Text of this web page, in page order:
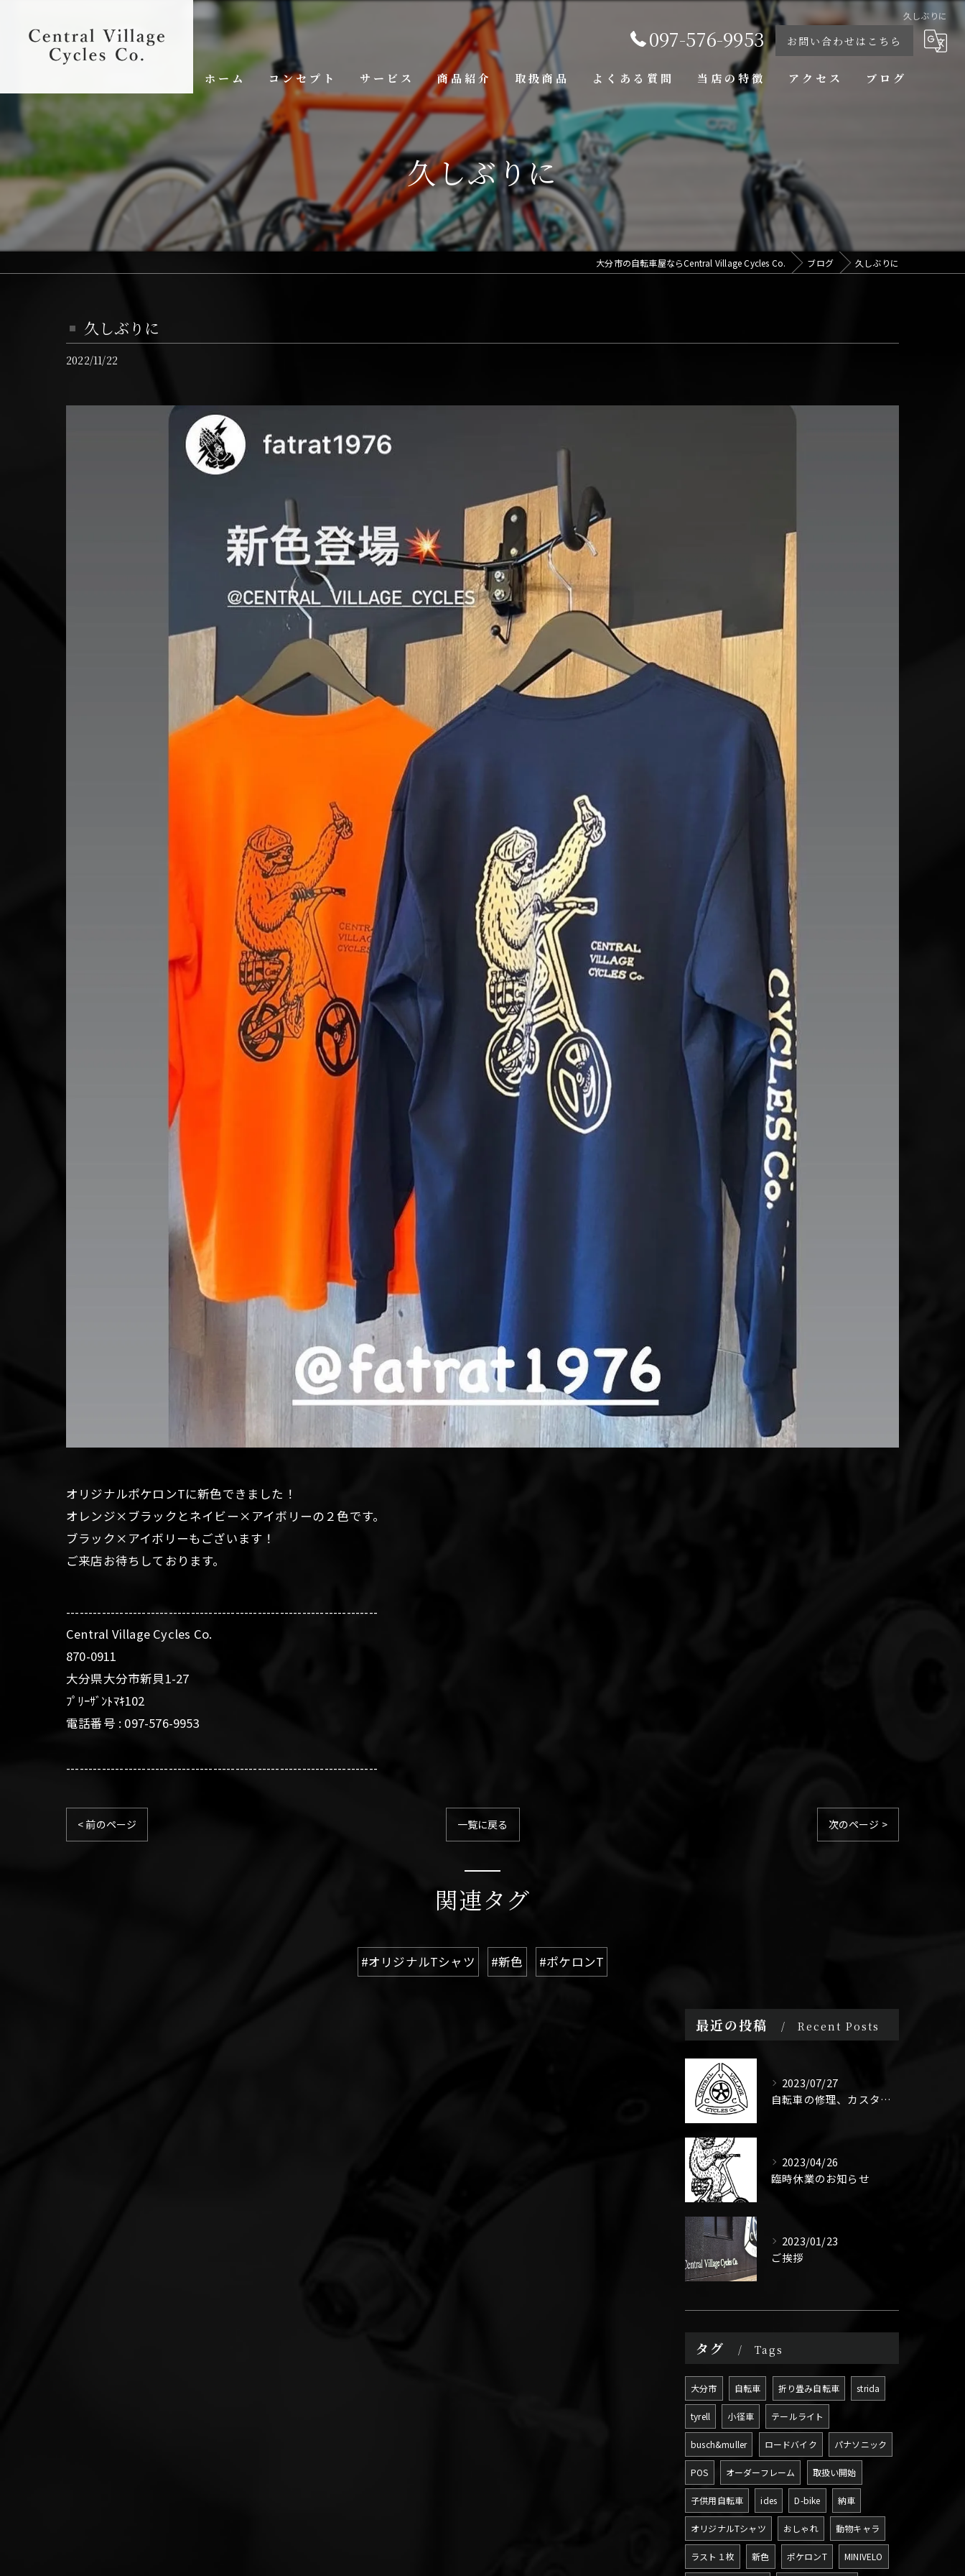
久しぶりに
097-576-9953 お問い合わせはこちら
ホーム コンセプト サービス 商品紹介 取扱商品 よくある質問 当店の特徴
修理
スタイリッシュ
コンパクト
アクセス ブログ
久しぶりに
大分市の自転車屋ならCentral Village Cycles Co. ブログ 久しぶりに
久しぶりに
2022/11/22
オリジナルポケロンTに新色できました！
オレンジ×ブラックとネイビー×アイボリーの２色です。
ブラック×アイボリーもございます！
ご来店お待ちしております。
----------------------------------------------------------------------
Central Village Cycles Co.
870-0911
大分県大分市新貝1-27
ﾌﾟﾘｰｻﾞﾝﾄﾏｷ102
電話番号 : 097-576-9953
----------------------------------------------------------------------
< 前のページ 一覧に戻る 次のページ >
関連タグ
#オリジナルTシャツ #新色 #ポケロンT
最近の投稿 Recent Posts
2023/07/27
自転車の修理、カスタムなんでもやります！ママチャリでもスポーツ車でもご相談ください。
2023/04/26
臨時休業のお知らせ
2023/01/23
ご挨拶
タグ Tags
大分市 自転車 折り畳み自転車 strida
tyrell 小径車 テールライト
busch&muller ロードバイク パナソニック
POS オーダーフレーム 取扱い開始
子供用自転車 ides D-bike 納車
オリジナルTシャツ おしゃれ 動物キャラ
ラスト１枚 新色 ポケロンT MINIVELO